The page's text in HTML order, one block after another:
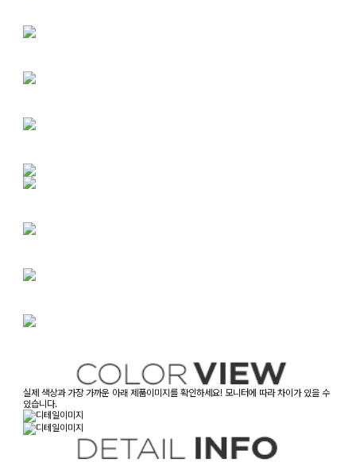
실제 색상과 가장 가까운 아래 제품이미지를 확인하세요! 모니터에 따라 차이가 있을 수
있습니다.